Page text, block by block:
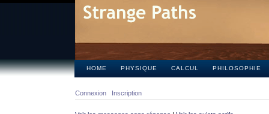
HOME PHYSIQUE CALCUL PHILOSOPHIE
Connexion Inscription